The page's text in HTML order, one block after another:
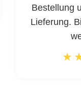
Bestellung
Lieferung.